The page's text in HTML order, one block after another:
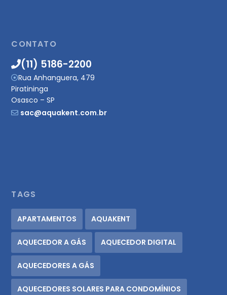
CONTATO
(11) 5186-2200
Rua Anhanguera, 479
Piratininga
Osasco – SP
sac@aquakent.com.br
TAGS
APARTAMENTOS AQUAKENT
AQUECEDOR A GÁS AQUECEDOR DIGITAL
AQUECEDORES A GÁS
AQUECEDORES SOLARES PARA CONDOMÍNIOS